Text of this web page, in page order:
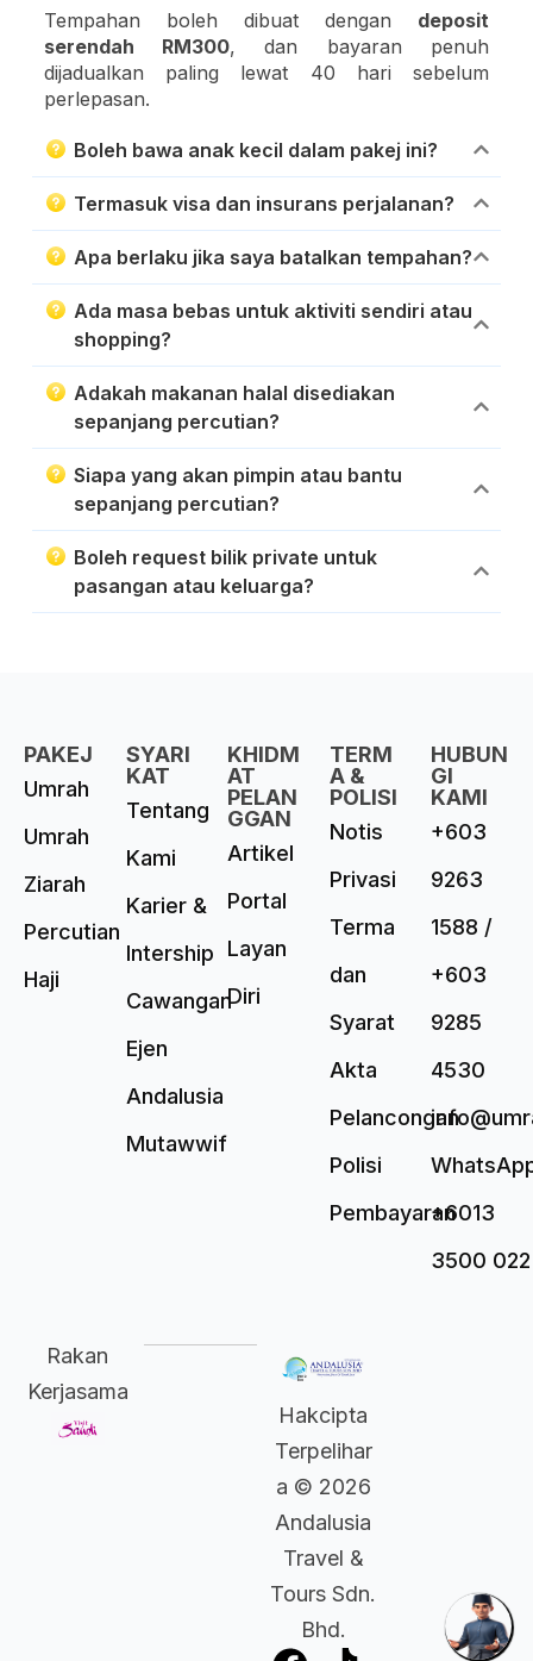
Tempahan boleh dibuat dengan deposit
serendah RM300, dan bayaran penuh
dijadualkan paling lewat 40 hari sebelum
perlepasan.
Boleh bawa anak kecil dalam pakej ini?
Termasuk visa dan insurans perjalanan?
Apa berlaku jika saya batalkan tempahan?
Ada masa bebas untuk aktiviti sendiri atau
shopping?
Adakah makanan halal disediakan
sepanjang percutian?
Siapa yang akan pimpin atau bantu
sepanjang percutian?
Boleh request bilik private untuk
pasangan atau keluarga?
PAKEJ
Umrah
Umrah
Ziarah
Percutian
Haji
SYARI
KAT
Tentang
Kami
Karier &
Intership
Cawangan
Ejen
Andalusia
Mutawwif
KHIDM
AT
PELAN
GGAN
Artikel
Portal
Layan
Diri
TERM
A &
POLISI
Notis
Privasi
Terma
dan
Syarat
Akta
Pelancongan
Polisi
Pembayaran
HUBUN
GI
KAMI
+603
9263
1588 /
+603
9285
4530
+6013
3500 022
Rakan
Kerjasama
Hakcipta
Terpelihar
a © 2026
Andalusia
Travel &
Tours Sdn.
Bhd.